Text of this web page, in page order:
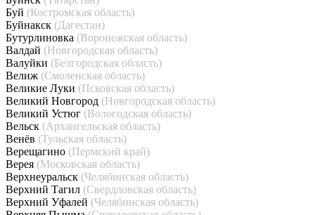
Буй (Костромская область)
Буйнакск (Дагестан)
Бутурлиновка (Воронежская область)
Валдай (Новгородская область)
Валуйки (Белгородская область)
Велиж (Смоленская область)
Великие Луки (Псковская область)
Великий Новгород (Новгородская область)
Великий Устюг (Вологодская область)
Вельск (Архангельская область)
Венёв (Тульская область)
Верещагино (Пермский край)
Верея (Московская область)
Верхнеуральск (Челябинская область)
Верхний Тагил (Свердловская область)
Верхний Уфалей (Челябинская область)